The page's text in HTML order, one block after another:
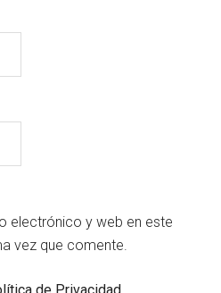
electrónico y web en este
vez que comente.